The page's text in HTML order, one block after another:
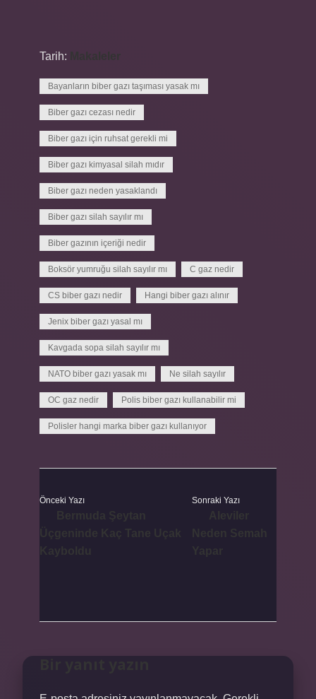
Tarih:
Bayanların biber gazı taşıması yasak mı
Biber gazı cezası nedir
Biber gazı için ruhsat gerekli mi
Biber gazı kimyasal silah mıdır
Biber gazı neden yasaklandı
Biber gazı silah sayılır mı
Biber gazının içeriği nedir
Boksör yumruğu silah sayılır mı C gaz nedir
CS biber gazı nedir Hangi biber gazı alınır
Jenix biber gazı yasal mı
Kavgada sopa silah sayılır mı
NATO biber gazı yasak mı Ne silah sayılır
OC gaz nedir Polis biber gazı kullanabilir mi
Polisler hangi marka biber gazı kullanıyor
Önceki Yazı Sonraki Yazı